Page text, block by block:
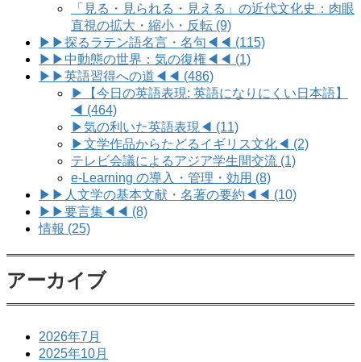
「見る・見られる・見える」の近代文化史：肉眼
直視の拡大・縮小・反転 (9)
▶▶探るラテン語名言・名句◀◀ (115)
▶▶中動態の世界：気の復権◀◀ (1)
▶▶英語習得への道◀◀ (486)
▶【今日の英語表現: 英語になりにくい日本語】
◀ (464)
▶気の利いた英語表現◀ (11)
▶文学作品からたどるイギリス文化◀ (2)
テレビ会議によるアジア学生間交流 (1)
e-Learning の導入・管理・効用 (8)
▶▶人文学の基本文献・名著の要約◀◀ (10)
▶▶要言集◀◀ (8)
情報 (25)
アーカイブ
2026年7月
2025年10月